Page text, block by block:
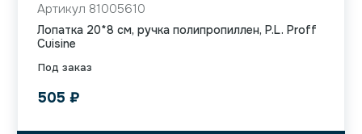
Под заказ
Артикул 81005610
Лопатка 20*8 см, ручка полипропиллен, P.L. Proff
Cuisine
505 ₽